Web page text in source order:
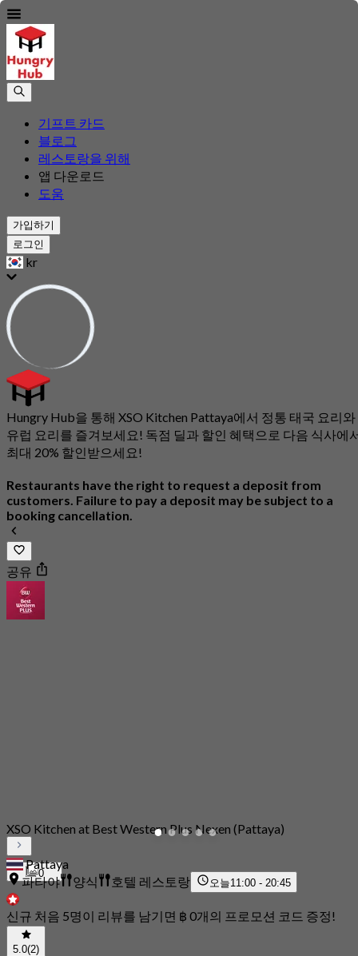
기프트 카드
블로그
레스토랑을 위해
앱 다운로드
도움
가입하기
로그인
kr
Hungry Hub을 통해 XSO Kitchen Pattaya에서 정통 태국 요리와
유럽 요리를 즐겨보세요! 독점 딜과 할인 혜택으로 다음 식사에
최대 20% 할인받으세요!
Restaurants have the right to request a deposit from
customers. Failure to pay a deposit may be subject to a
booking cancellation.
공유
0
XSO Kitchen at Best Western Plus Nexen (Pattaya)
Pattaya
파타야
양식 호텔 레스토랑 오늘11:00 - 20:45
신규 처음 5명이 리뷰를 남기면 ฿ 0개의 프로모션 코드 증정!
5.0(2)